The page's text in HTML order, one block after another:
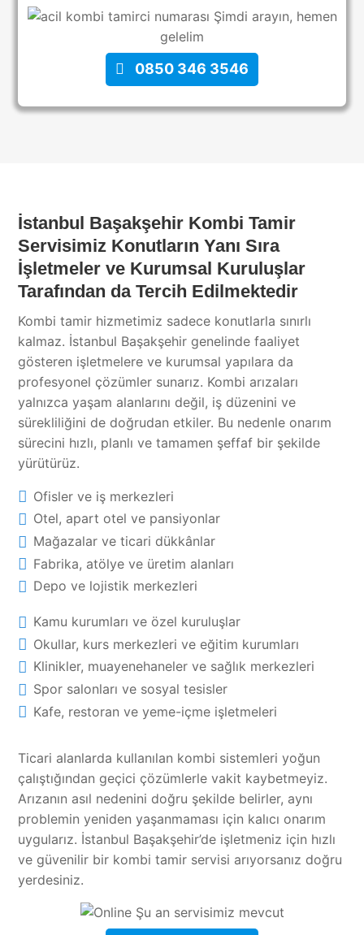
Şimdi arayın, hemen
gelelim
0850 346 3546
İstanbul Başakşehir Kombi Tamir
Servisimiz Konutların Yanı Sıra
İşletmeler ve Kurumsal Kuruluşlar
Tarafından da Tercih Edilmektedir
Kombi tamir hizmetimiz sadece konutlarla sınırlı
kalmaz. İstanbul Başakşehir genelinde faaliyet
gösteren işletmelere ve kurumsal yapılara da
profesyonel çözümler sunarız. Kombi arızaları
yalnızca yaşam alanlarını değil, iş düzenini ve
sürekliliğini de doğrudan etkiler. Bu nedenle onarım
sürecini hızlı, planlı ve tamamen şeffaf bir şekilde
yürütürüz.
Ofisler ve iş merkezleri
Otel, apart otel ve pansiyonlar
Mağazalar ve ticari dükkânlar
Fabrika, atölye ve üretim alanları
Depo ve lojistik merkezleri
Kamu kurumları ve özel kuruluşlar
Okullar, kurs merkezleri ve eğitim kurumları
Klinikler, muayenehaneler ve sağlık merkezleri
Spor salonları ve sosyal tesisler
Kafe, restoran ve yeme-içme işletmeleri
Ticari alanlarda kullanılan kombi sistemleri yoğun
çalıştığından geçici çözümlerle vakit kaybetmeyiz.
Arızanın asıl nedenini doğru şekilde belirler, aynı
problemin yeniden yaşanmaması için kalıcı onarım
uygularız. İstanbul Başakşehir’de işletmeniz için hızlı
ve güvenilir bir kombi tamir servisi arıyorsanız doğru
yerdesiniz.
Şu an servisimiz mevcut